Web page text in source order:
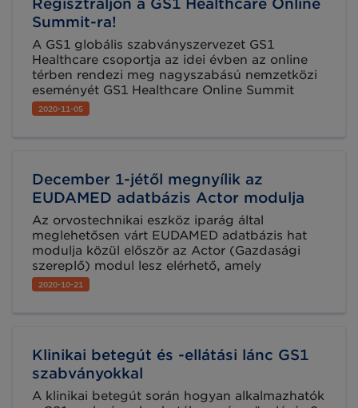
Regisztráljon a GS1 Healthcare Online
Summit-ra!
A GS1 globális szabványszervezet GS1
Healthcare csoportja az idei évben az online
térben rendezi meg nagyszabású nemzetközi
eseményét GS1 Healthcare Online Summit
néven, 2020. november 17-19. között. Az év
egyik legnagyobb egészségügyi
számolnak be.
2020-11-05
December 1-jétől megnyílik az
EUDAMED adatbázis Actor modulja
Az orvostechnikai eszköz iparág által
meglehetősen várt EUDAMED adatbázis hat
modulja közül először az Actor (Gazdasági
szereplő) modul lesz elérhető, amely
december 1-jétől lesz aktív a tagállamok és a
gazdasági szereplők számára. Az adatbázis
2020-10-21
Klinikai betegút és -ellátási lánc GS1
szabványokkal
A klinikai betegút során hogyan alkalmazhatók